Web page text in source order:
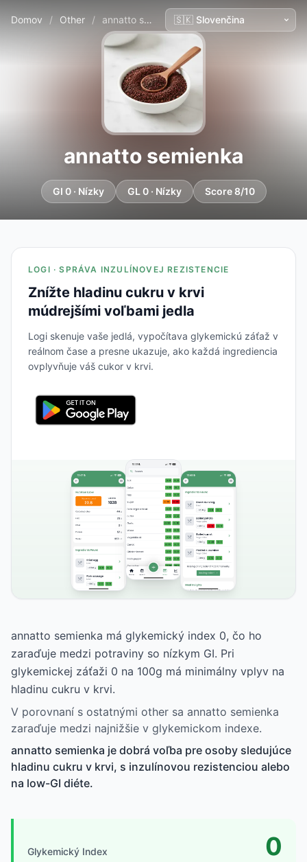
Domov / Other / annatto semienka
annatto semienka
GI 0 · Nízky GL 0 · Nízky Score 8/10
LOGI · SPRÁVA INZULÍNOVEJ REZISTENCIE
Znížte hladinu cukru v krvi
múdrejšími voľbami jedla
Logi skenuje vaše jedlá, vypočítava glykemickú záťaž v
reálnom čase a presne ukazuje, ako každá ingrediencia
ovplyvňuje váš cukor v krvi.
annatto semienka má glykemický index 0, čo ho
zaraďuje medzi potraviny so nízkym GI. Pri
glykemickej záťaži 0 na 100g má minimálny vplyv na
hladinu cukru v krvi.
V porovnaní s ostatnými other sa annatto semienka
zaraďuje medzi najnižšie v glykemickom indexe.
annatto semienka je dobrá voľba pre osoby sledujúce
hladinu cukru v krvi, s inzulínovou rezistenciou alebo
na low-GI diéte.
Glykemický Index 0